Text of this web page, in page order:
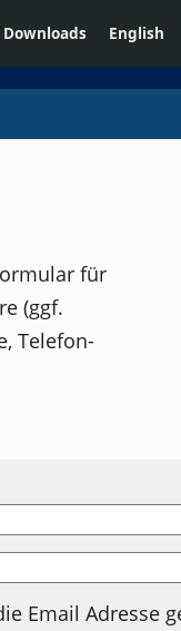
Downloads English
für
(ggf.
Telefon-
Email Adresse